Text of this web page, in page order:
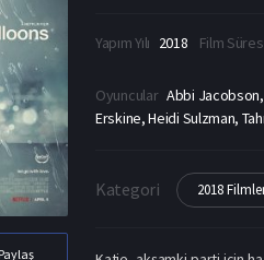
Yapım Yılı 2018 Film
Oyuncular Abbi
Erskine, Heidi Sulzman,
Kategori 2018